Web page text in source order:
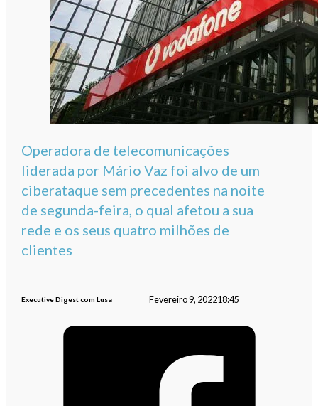
Operadora de telecomunicações
liderada por Mário Vaz foi alvo de um
ciberataque sem precedentes na noite
de segunda-feira, o qual afetou a sua
rede e os seus quatro milhões de
clientes
Executive Digest com Lusa Fevereiro 9, 202218:45